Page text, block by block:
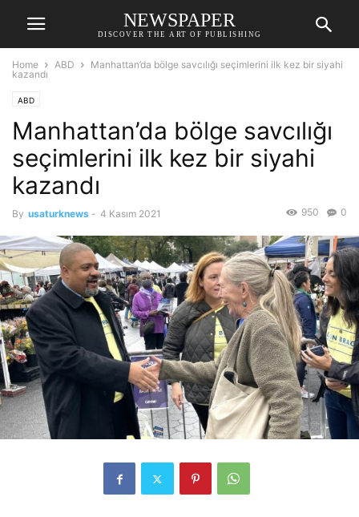
NEWSPAPER
DISCOVER THE ART OF PUBLISHING
Home ABD
Manhattan’da bölge savcılığı seçimlerini ilk kez bir siyahi
kazandı
ABD
Manhattan’da bölge savcılığı
seçimlerini ilk kez bir siyahi
kazandı
By usaturknews - 4 Kasım 2021 0
950